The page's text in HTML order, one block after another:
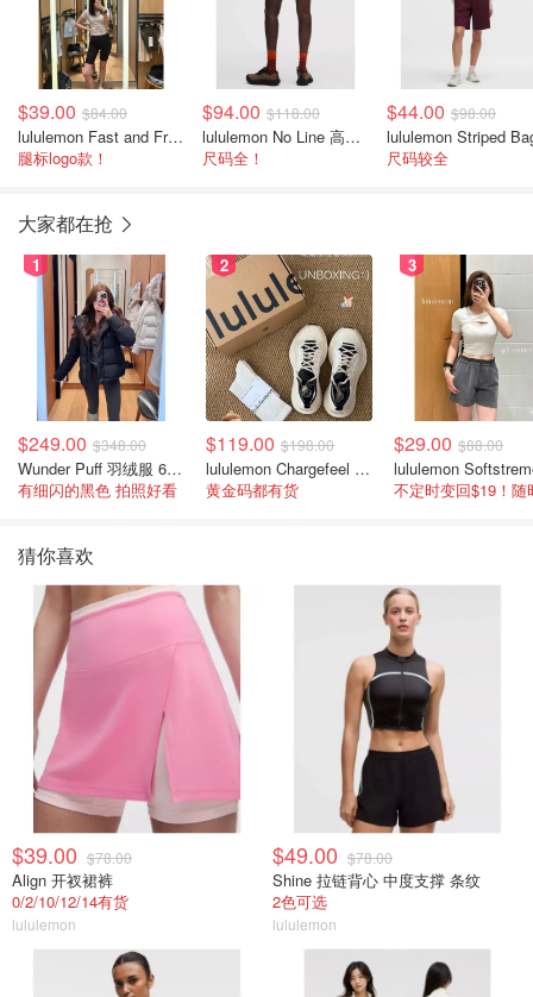
$39.00 $84.00
lululemon Fast and Free 高腰短裤 8英寸
腿标logo款！
$94.00 $118.00
lululemon No Line 高腰跑步短裤 8英寸
尺码全！
$44.00 $98.00
尺码较全
大家都在抢
1
$249.00 $348.00
Wunder Puff 羽绒服 600蓬松度
有细闪的黑色 拍照好看
2
$119.00 $198.00
lululemon Chargefeel 3 男士运动鞋
黄金码都有货
3
$29.00 $88.00
猜你喜欢
$39.00 $78.00
Align 开衩裙裤
0/2/10/12/14有货
lululemon
$49.00 $78.00
Shine 拉链背心 中度支撑 条纹
2色可选
lululemon